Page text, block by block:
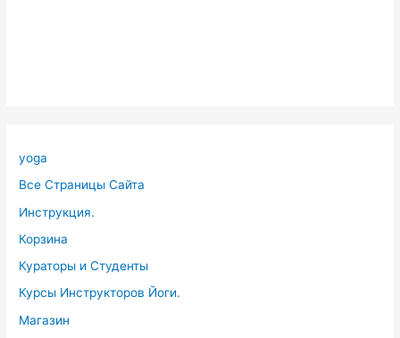
yoga
Все Страницы Сайта
Инструкция.
Корзина
Кураторы и Студенты
Курсы Инструкторов Йоги.
Магазин